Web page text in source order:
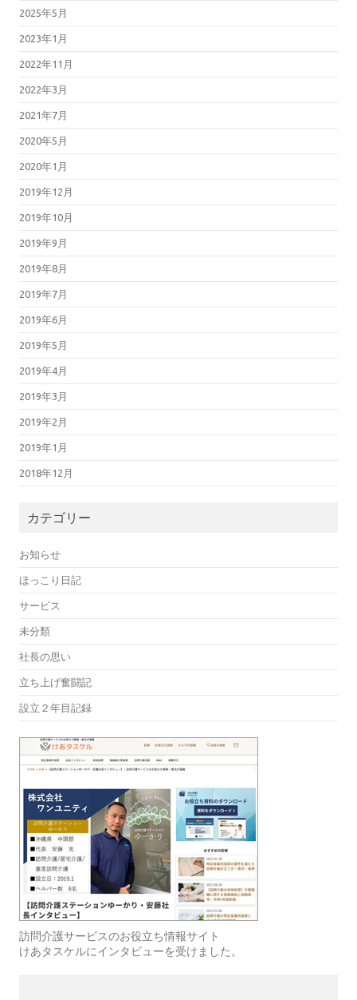
2025年5月
2023年1月
2022年11月
2022年3月
2021年7月
2020年5月
2020年1月
2019年12月
2019年10月
2019年9月
2019年8月
2019年7月
2019年6月
2019年5月
2019年4月
2019年3月
2019年2月
2019年1月
2018年12月
カテゴリー
お知らせ
ほっこり日記
サービス
未分類
社長の思い
立ち上げ奮闘記
設立２年目記録
訪問介護サービスのお役立ち情報サイト
けあタスケルにインタビューを受けました。